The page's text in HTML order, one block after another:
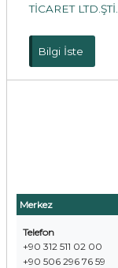
Merkez
Telefon
+90 312 511 02 00
+90 506 296 76 59
TİCARET LTD.ŞTİ.
Bilgi İste